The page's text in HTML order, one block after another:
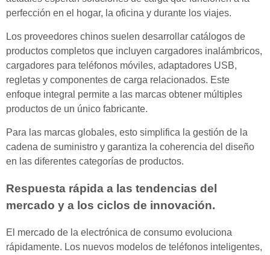
perfección en el hogar, la oficina y durante los viajes.
Los proveedores chinos suelen desarrollar catálogos de
productos completos que incluyen cargadores inalámbricos,
cargadores para teléfonos móviles, adaptadores USB,
regletas y componentes de carga relacionados. Este
enfoque integral permite a las marcas obtener múltiples
productos de un único fabricante.
Para las marcas globales, esto simplifica la gestión de la
cadena de suministro y garantiza la coherencia del diseño
en las diferentes categorías de productos.
Respuesta rápida a las tendencias del
mercado y a los ciclos de innovación.
El mercado de la electrónica de consumo evoluciona
rápidamente. Los nuevos modelos de teléfonos inteligentes,